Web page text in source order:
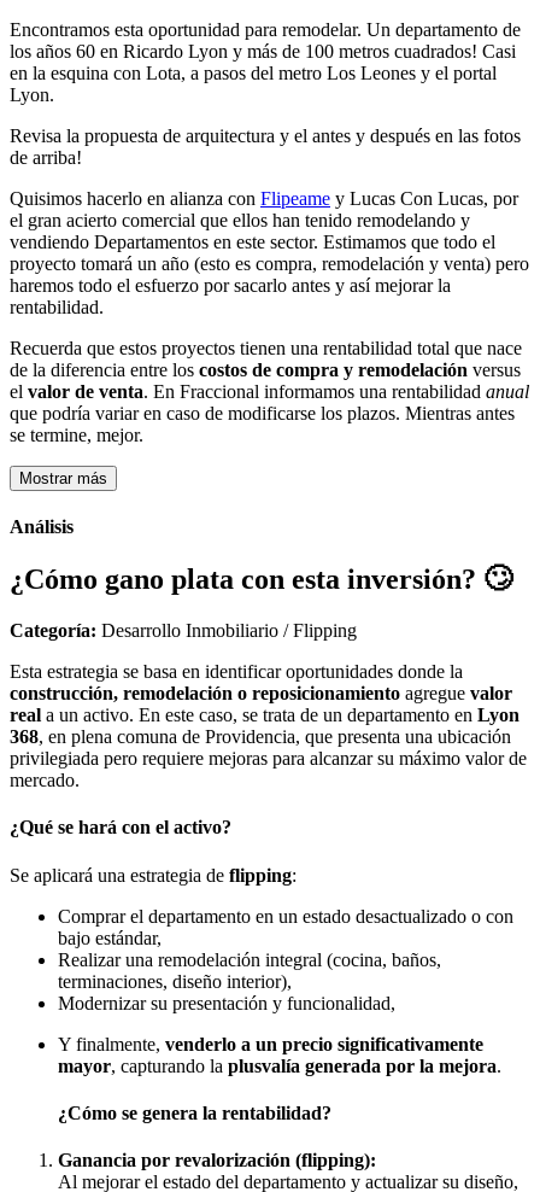
Encontramos esta oportunidad para remodelar. Un departamento de
los años 60 en Ricardo Lyon y más de 100 metros cuadrados! Casi
en la esquina con Lota, a pasos del metro Los Leones y el portal
Lyon.
Revisa la propuesta de arquitectura y el antes y después en las fotos
de arriba!
Quisimos hacerlo en alianza con Flipeame y Lucas Con Lucas, por
el gran acierto comercial que ellos han tenido remodelando y
vendiendo Departamentos en este sector. Estimamos que todo el
proyecto tomará un año (esto es compra, remodelación y venta) pero
haremos todo el esfuerzo por sacarlo antes y así mejorar la
rentabilidad.
Recuerda que estos proyectos tienen una rentabilidad total que nace
de la diferencia entre los costos de compra y remodelación versus
el valor de venta. En Fraccional informamos una rentabilidad anual
que podría variar en caso de modificarse los plazos. Mientras antes
se termine, mejor.
Mostrar más
Análisis
¿Cómo gano plata con esta inversión? 🙄
Categoría: Desarrollo Inmobiliario / Flipping
Esta estrategia se basa en identificar oportunidades donde la
construcción, remodelación o reposicionamiento agregue valor
real a un activo. En este caso, se trata de un departamento en Lyon
368, en plena comuna de Providencia, que presenta una ubicación
privilegiada pero requiere mejoras para alcanzar su máximo valor de
mercado.
¿Qué se hará con el activo?
Se aplicará una estrategia de flipping:
Comprar el departamento en un estado desactualizado o con
bajo estándar,
Realizar una remodelación integral (cocina, baños,
terminaciones, diseño interior),
Modernizar su presentación y funcionalidad,
Y finalmente, venderlo a un precio significativamente
mayor, capturando la plusvalía generada por la mejora.
¿Cómo se genera la rentabilidad?
Ganancia por revalorización (flipping):
Al mejorar el estado del departamento y actualizar su diseño,